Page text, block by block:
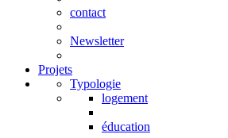
contact
Newsletter
Projets
Typologie
logement
éducation